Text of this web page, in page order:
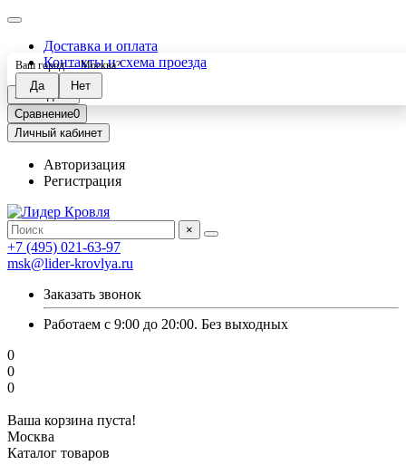
Доставка и оплата
Контакты и схема проезда
Закладки0
Сравнение0
Личный кабинет
Авторизация
Регистрация
×
+7 (495) 021-63-97
msk@lider-krovlya.ru
Заказать звонок
Работаем с 9:00 до 20:00. Без выходных
0
0
0
Ваша корзина пуста!
Москва
Ваш город —Москва?
Каталог товаров